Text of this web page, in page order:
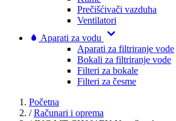
Prečišćivači vazduha
Ventilatori
Aparati za vodu
Aparati za filtriranje vode
Bokali za filtriranje vode
Filteri za bokale
Filteri za česme
Početna
/ Računari i oprema